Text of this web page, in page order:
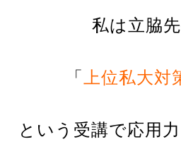
私は立脇
「 上位私大対
という受講で応用